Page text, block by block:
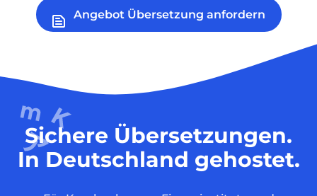
Angebot Übersetzung anfordern
Sichere Übersetzungen.
In Deutschland gehostet.